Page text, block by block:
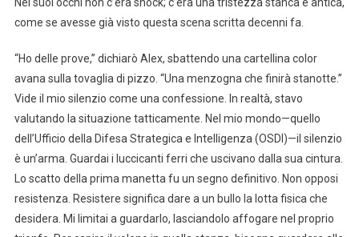
come se avesse già visto questa scena scritta decenni fa.
“Ho delle prove,” dichiarò Alex, sbattendo una cartellina color
avana sulla tovaglia di pizzo. “Una menzogna che finirà stanotte.”
Vide il mio silenzio come una confessione. In realtà, stavo
valutando la situazione tatticamente. Nel mio mondo—quello
dell’Ufficio della Difesa Strategica e Intelligenza (OSDI)—il silenzio
è un’arma. Guardai i luccicanti ferri che uscivano dalla sua cintura.
Lo scatto della prima manetta fu un segno definitivo. Non opposi
resistenza. Resistere significa dare a un bullo la lotta fisica che
desidera. Mi limitai a guardarlo, lasciandolo affogare nel proprio